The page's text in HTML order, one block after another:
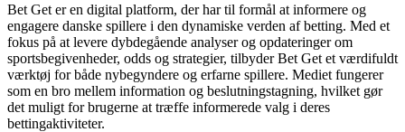
Bet Get er en digital platform, der har til formål at informere og
engagere danske spillere i den dynamiske verden af betting. Med et
fokus på at levere dybdegående analyser og opdateringer om
sportsbegivenheder, odds og strategier, tilbyder Bet Get et værdifuldt
værktøj for både nybegyndere og erfarne spillere. Mediet fungerer
som en bro mellem information og beslutningstagning, hvilket gør
det muligt for brugerne at træffe informerede valg i deres
bettingaktiviteter.